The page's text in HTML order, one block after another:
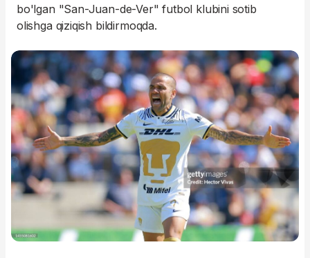
bo'lgan "San-Juan-de-Ver" futbol klubini sotib
olishga qiziqish bildirmoqda.